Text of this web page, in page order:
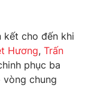
kết cho đến khi
Hương, Trấn
phục ba
chung